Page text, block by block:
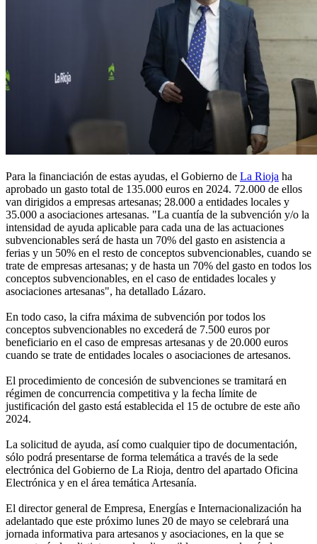
Para la financiación de estas ayudas, el Gobierno de La Rioja ha
aprobado un gasto total de 135.000 euros en 2024. 72.000 de ellos
van dirigidos a empresas artesanas; 28.000 a entidades locales y
35.000 a asociaciones artesanas. "La cuantía de la subvención y/o la
intensidad de ayuda aplicable para cada una de las actuaciones
subvencionables será de hasta un 70% del gasto en asistencia a
ferias y un 50% en el resto de conceptos subvencionables, cuando se
trate de empresas artesanas; y de hasta un 70% del gasto en todos los
conceptos subvencionables, en el caso de entidades locales y
asociaciones artesanas", ha detallado Lázaro.
En todo caso, la cifra máxima de subvención por todos los
conceptos subvencionables no excederá de 7.500 euros por
beneficiario en el caso de empresas artesanas y de 20.000 euros
cuando se trate de entidades locales o asociaciones de artesanos.
El procedimiento de concesión de subvenciones se tramitará en
régimen de concurrencia competitiva y la fecha límite de
justificación del gasto está establecida el 15 de octubre de este año
2024.
La solicitud de ayuda, así como cualquier tipo de documentación,
sólo podrá presentarse de forma telemática a través de la sede
electrónica del Gobierno de La Rioja, dentro del apartado Oficina
Electrónica y en el área temática Artesanía.
El director general de Empresa, Energías e Internacionalización ha
adelantado que este próximo lunes 20 de mayo se celebrará una
jornada informativa para artesanos y asociaciones, en la que se